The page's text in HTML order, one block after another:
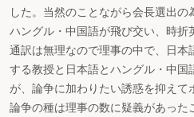
した。当然のことながら会長選出の
ハングル・中国語が飛び交い、時
通訳は無理なので理事の中で、日本
する教授と日本語とハングル・中国
が、論争に加わりたい誘惑を抑えて
論争の種は理事の数に疑義があった